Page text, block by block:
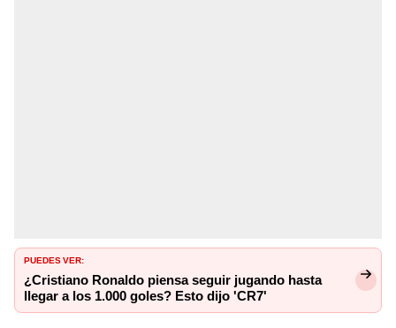
PUEDES VER:
¿Cristiano Ronaldo piensa seguir jugando hasta
llegar a los 1.000 goles? Esto dijo 'CR7'